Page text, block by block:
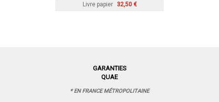
Livre papier 32,50 €
GARANTIES
QUAE
* EN FRANCE MÉTROPOLITAINE